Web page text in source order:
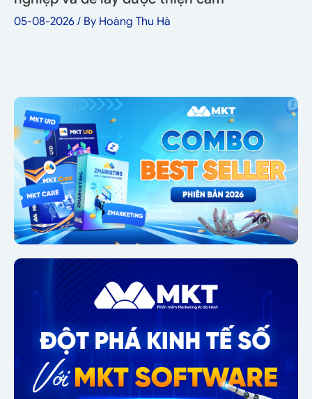
05-08-2026 / By Hoàng Thu Hà